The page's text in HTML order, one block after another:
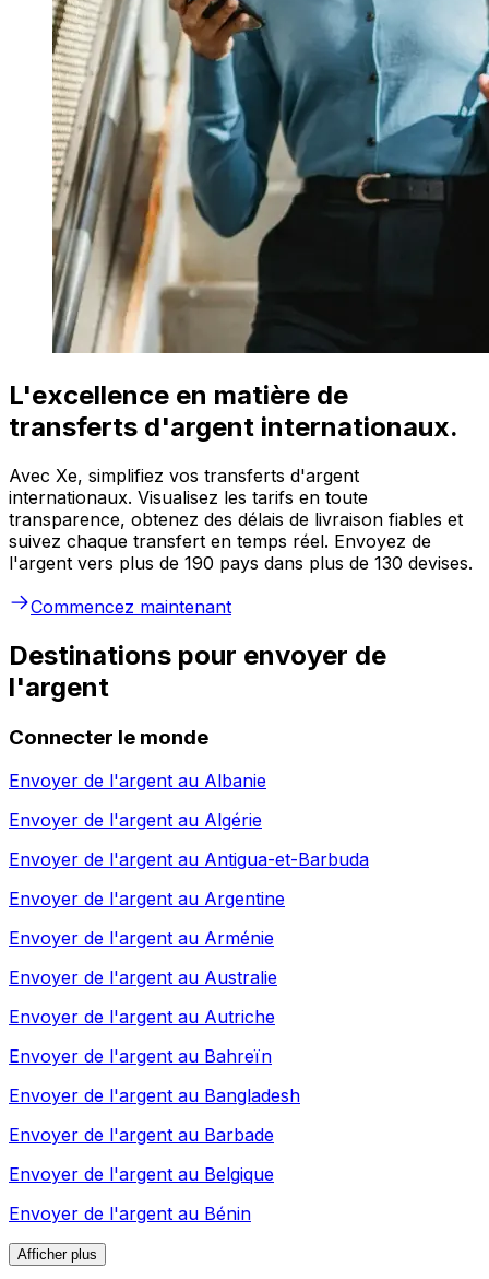
L'excellence en matière de
transferts d'argent internationaux.
Avec Xe, simplifiez vos transferts d'argent
internationaux. Visualisez les tarifs en toute
transparence, obtenez des délais de livraison fiables et
suivez chaque transfert en temps réel. Envoyez de
l'argent vers plus de 190 pays dans plus de 130 devises.
Commencez maintenant
Destinations pour envoyer de
l'argent
Connecter le monde
Envoyer de l'argent au Albanie
Envoyer de l'argent au Algérie
Envoyer de l'argent au Antigua-et-Barbuda
Envoyer de l'argent au Argentine
Envoyer de l'argent au Arménie
Envoyer de l'argent au Australie
Envoyer de l'argent au Autriche
Envoyer de l'argent au Bahreïn
Envoyer de l'argent au Bangladesh
Envoyer de l'argent au Barbade
Envoyer de l'argent au Belgique
Envoyer de l'argent au Bénin
Afficher plus